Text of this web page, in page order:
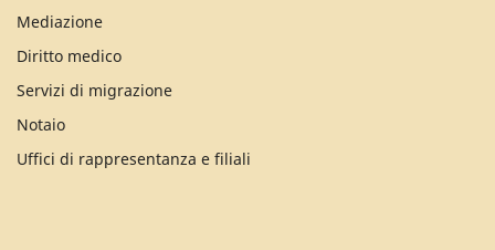
Mediazione
Diritto medico
Servizi di migrazione
Notaio
Uffici di rappresentanza e filiali